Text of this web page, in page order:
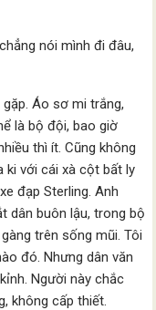
nói mình đi đâu,
Áo sơ mi trắng,
là bộ đội, bao giờ
thì ít. Cũng không
ki với cái xà cột bất ly
đạp Sterling. Anh
dân buôn lậu, trong bộ
trên sống mũi. Tôi
đó. Nhưng dân văn
Người này chắc
không cấp thiết.